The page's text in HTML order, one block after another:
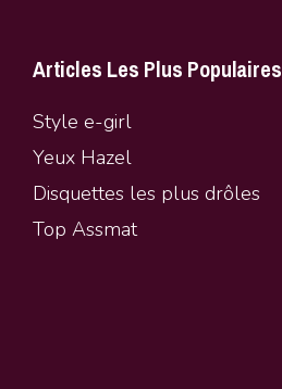
Articles Les Plus Populaires
Style e-girl
Yeux Hazel
Disquettes les plus drôles
Top Assmat